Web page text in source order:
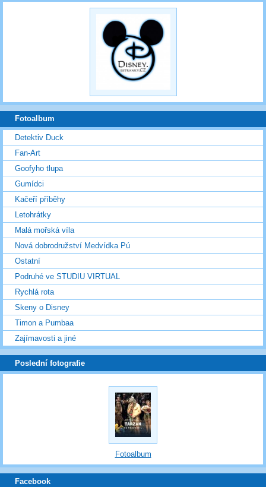
Fotoalbum
Detektiv Duck
Fan-Art
Goofyho tlupa
Gumídci
Kačeří příběhy
Letohrátky
Malá mořská víla
Nová dobrodružství Medvídka Pú
Ostatní
Podruhé ve STUDIU VIRTUAL
Rychlá rota
Skeny o Disney
Timon a Pumbaa
Zajímavosti a jiné
Poslední fotografie
Fotoalbum
Facebook